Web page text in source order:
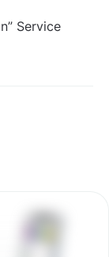
Service